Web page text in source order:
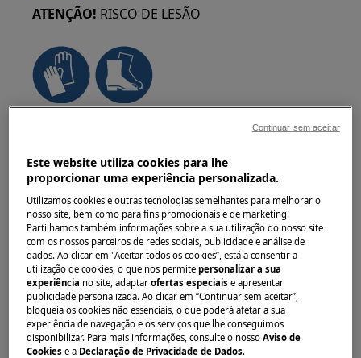
ATENÇÃO! RISCO DE LESÃO
mais seguro que sejam duas pessoas a movê-
los. Utilize sempre luvas de proteção e calçado
de segurança. Use luvas de proteção em todos
os momentos para se proteger de cortes
provenientes de arestas afiadas.
AVISO!RISCO DE LESÃO OCULAR
Este website utiliza cookies para lhe
proporcionar uma experiência personalizada.
Utilizamos cookies e outras tecnologias semelhantes para melhorar o
nosso site, bem como para fins promocionais e de marketing.
Partilhamos também informações sobre a sua utilização do nosso site
com os nossos parceiros de redes sociais, publicidade e análise de
dados. Ao clicar em "Aceitar todos os cookies”, está a consentir a
utilização de cookies, o que nos permitepersonalizar a sua
experiência no site, adaptarofertas especiaise apresentar
publicidade personalizada. Ao clicar em “Continuar sem aceitar”,
bloqueia os cookies não essenciais, o que poderá afetar a sua
experiência de navegação e os serviços que lhe conseguimos
disponibilizar. Para mais informações, consulte o nossoAviso de
Cookies e a Declaração de Privacidade de Dados.
Continuar sem aceitar